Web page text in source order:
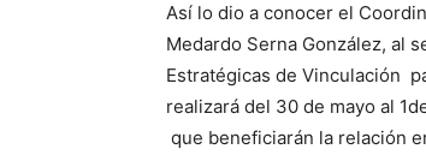
Así lo dio a conocer el
Medardo Serna González, al
Estratégicas de Vinculación
realizará del 30 de mayo al
que beneficiarán la relación